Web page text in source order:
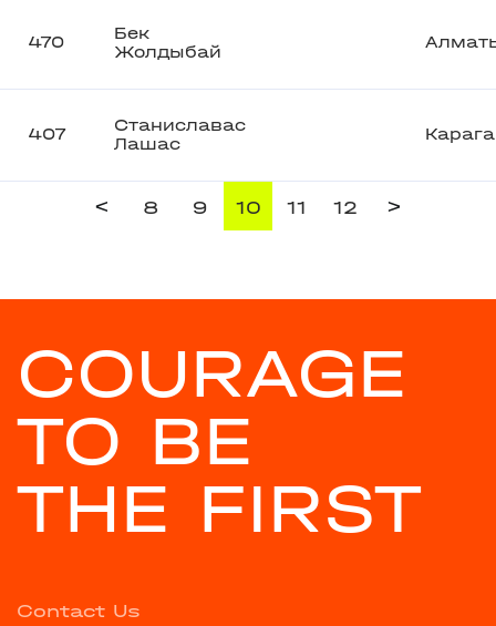
470
Бек
Жолдыбай
407
Станиславас
Лашас
< 8 9 10 11 12 >
COURAGE
TO BE
THE FIRST
Contact Us